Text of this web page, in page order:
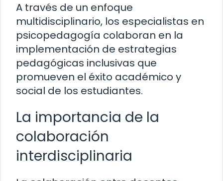
A través de un enfoque
multidisciplinario, los especialistas en
psicopedagogía colaboran en la
implementación de estrategias
pedagógicas inclusivas que
promueven el éxito académico y
social de los estudiantes.
La importancia de la
colaboración
interdisciplinaria